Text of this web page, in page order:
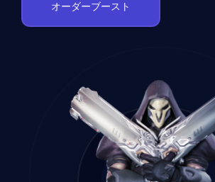
オーダーブースト